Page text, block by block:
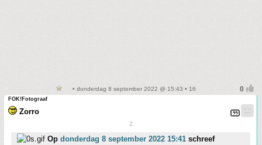
• donderdag 8 september 2022 @ 15:43 • 16
FOK!Fotograaf
Zorro
Z
Op donderdag 8 september 2022 15:41 schreef